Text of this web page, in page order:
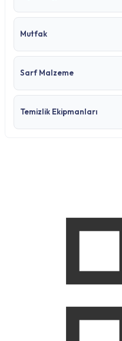
Mutfak
Sarf Malzeme
Temizlik Ekipmanları